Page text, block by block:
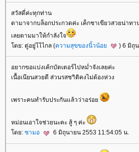
สวัสดี่ค่ะทุกท่าน
ตามาจากบล็อกประกวดค่ะ เค็กชาเขียวสวยน่าทา
เลยตามมาให้กำลังใจ
ดย: ตู่อยู่ไไไกล (ความสุขของนิ้วน้อ ) 6 มิถุ
อยากขอแบ่งเค้กบัตเตอร์ไปหม่ำจังเลยค่ะ
เนื้อเนียนสวยดี ส่วนรสชาิติคงไม่ต้องห่วง
เพราะคนทำรับประกันแล้วว่าอร่อ
หม่อนเอาใจช่วยนะคะ สู้ ๆ ค่ะ
ดย: ซามอ 6 มิถุนายน 2553 11:54:05 น.